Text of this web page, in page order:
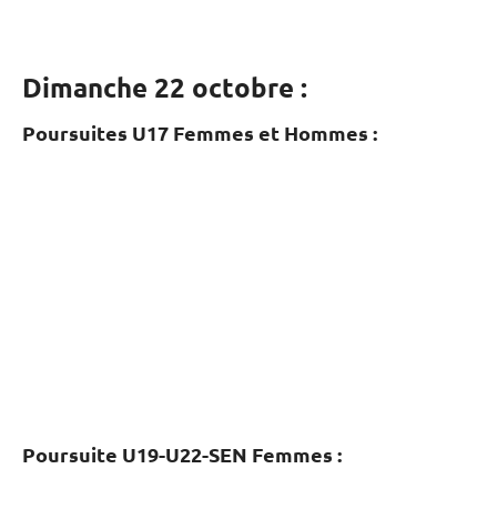
Dimanche 22 octobre :
Poursuites U17 Femmes et Hommes :
Poursuite U19-U22-SEN Femmes :